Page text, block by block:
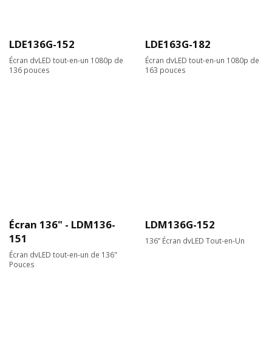
LDE136G-152
Écran dvLED tout-en-un 1080p de
136 pouces
LDE163G-182
Écran dvLED tout-en-un 1080p de
163 pouces
Écran 136" - LDM136-
151
Écran dvLED tout-en-un de 136"
Pouces
LDM136G-152
136” Écran dvLED Tout-en-Un